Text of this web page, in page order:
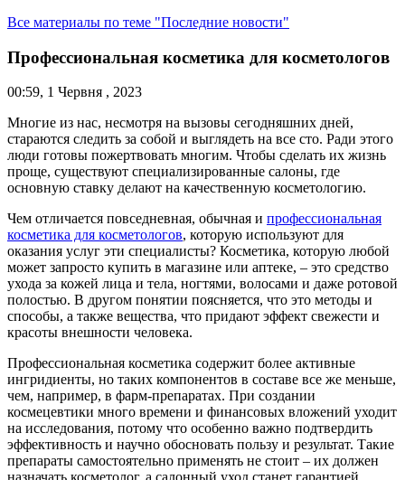
Все материалы по теме "Последние новости"
Профессиональная косметика для косметологов
00:59, 1 Червня , 2023
Многие из нас, несмотря на вызовы сегодняшних дней,
стараются следить за собой и выглядеть на все сто. Ради этого
люди готовы пожертвовать многим. Чтобы сделать их жизнь
проще, существуют специализированные салоны, где
основную ставку делают на качественную косметологию.
Чем отличается повседневная, обычная и профессиональная
косметика для косметологов, которую используют для
оказания услуг эти специалисты? Косметика, которую любой
может запросто купить в магазине или аптеке, – это средство
ухода за кожей лица и тела, ногтями, волосами и даже ротовой
полостью. В другом понятии поясняется, что это методы и
способы, а также вещества, что придают эффект свежести и
красоты внешности человека.
Профессиональная косметика содержит более активные
ингридиенты, но таких компонентов в составе все же меньше,
чем, например, в фарм-препаратах. При создании
космецевтики много времени и финансовых вложений уходит
на исследования, потому что особенно важно подтвердить
эффективность и научно обосновать пользу и результат. Такие
препараты самостоятельно применять не стоит – их должен